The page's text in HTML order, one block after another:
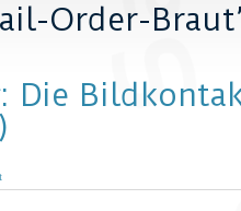
Order-
Die